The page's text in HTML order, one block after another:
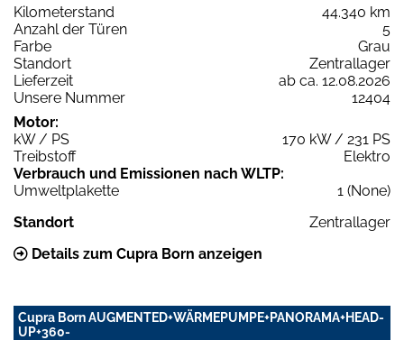
Kilometerstand
44.340 km
Anzahl der Türen
5
Farbe
Grau
Standort
Zentrallager
Lieferzeit
ab ca. 12.08.2026
Unsere Nummer
12404
Motor:
kW / PS
170 kW / 231 PS
Treibstoff
Elektro
Verbrauch und Emissionen nach WLTP:
Umweltplakette
1 (None)
Standort
Zentrallager
Details zum Cupra Born anzeigen
Cupra Born AUGMENTED+WÄRMEPUMPE+PANORAMA+HEAD-
UP+360-